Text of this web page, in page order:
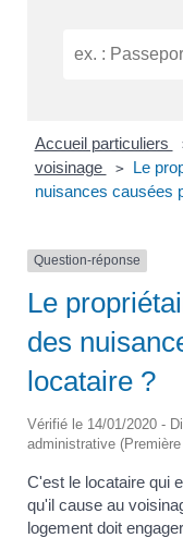
Accueil particuliers
voisinage
>
Le
nuisances causées
Question-réponse
Le
des
locataire ?
Vérifié le 14/01/2020 -
administrative
C'est le locataire qui
qu'il cause au
logement doit